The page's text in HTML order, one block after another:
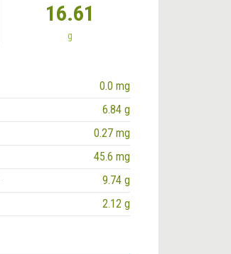
16.61
g
0.0 mg
6.84 g
0.27 mg
45.6 mg
9.74 g
2.12 g